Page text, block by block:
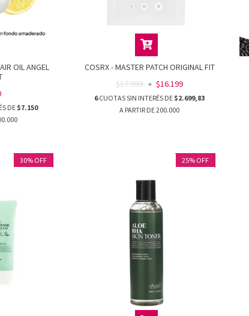
OIL ANGEL
DE $7.150
COSRX - MASTER PATCH ORIGINAL FIT
$17.999
$16.199
6CUOTAS SIN INTERÉS DE $2.699,83
30% OFF 25% OFF